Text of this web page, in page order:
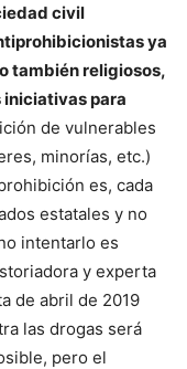
civil
ya
también religiosos,
iniciativas para
de vulnerables
minorías, etc.)
es, cada
estatales y no
intentarlo es
y experta
de abril de 2019
las drogas será
pero el